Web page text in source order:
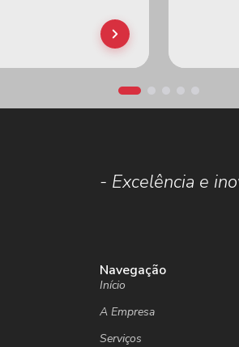
- Excelência e
Navegação
Início
A Empresa
Serviços